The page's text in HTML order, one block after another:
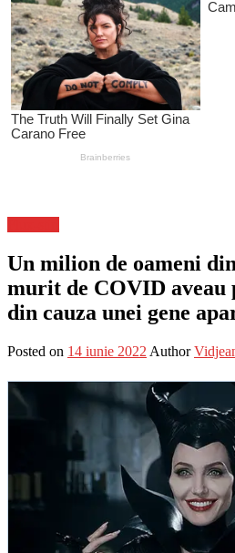
Un milion de oameni
murit de COVID aveau
din cauza unei gene
Posted on 14 iunie 2022 Author